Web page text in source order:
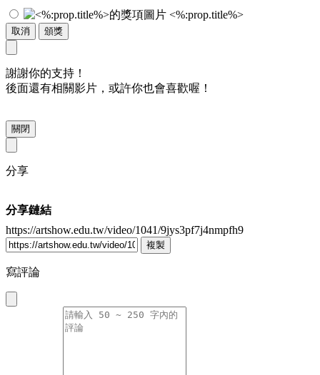
<%:prop.title%>
取消 頒獎
謝謝你的支持！
後面還有相關影片，或許你也會喜歡喔！
關閉
分享
分享鏈結
https://artshow.edu.tw/video/1041/9jys3pf7j4nmpfh9
複製
寫評論